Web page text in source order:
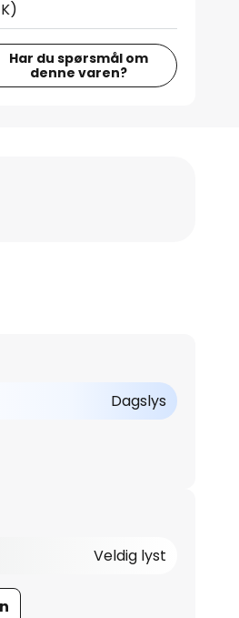
Har du spørsmål om
denne varen?
Dagslys
Veldig lyst